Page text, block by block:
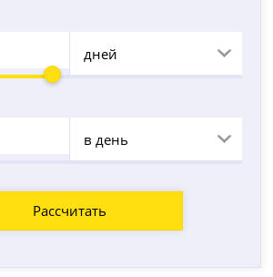
дней
в день
Рассчитать